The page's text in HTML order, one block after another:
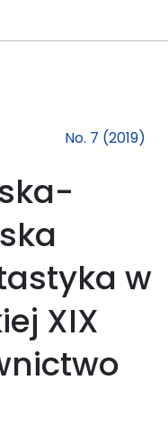
No. 7 (2019)
w
XIX